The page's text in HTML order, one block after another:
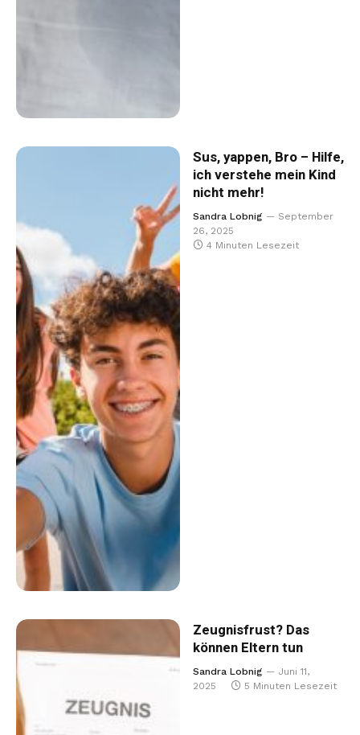
Sus, yappen, Bro – Hilfe,
ich verstehe mein Kind
nicht mehr!
Sandra Lobnig
September
26, 2025
4 Minuten Lesezeit
Zeugnisfrust? Das
können Eltern tun
Sandra Lobnig
Juni 11,
2025
5 Minuten Lesezeit